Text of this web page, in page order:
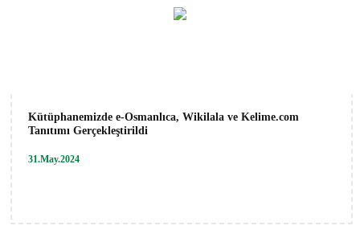
Kütüphanemizde e-Osmanlıca, Wikilala ve Kelime.com
Tanıtımı Gerçekleştirildi
31.May.2024